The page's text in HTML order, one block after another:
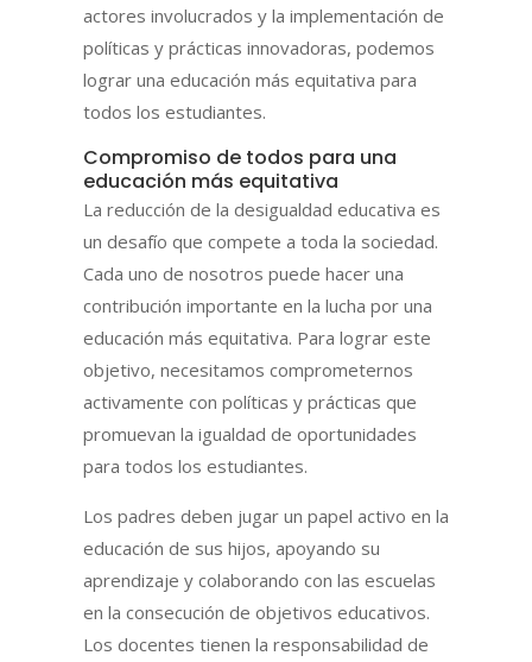
actores involucrados y la implementación de
políticas y prácticas innovadoras, podemos
lograr una educación más equitativa para
todos los estudiantes.
Compromiso de todos para una
educación más equitativa
La reducción de la desigualdad educativa es
un desafío que compete a toda la sociedad.
Cada uno de nosotros puede hacer una
contribución importante en la lucha por una
educación más equitativa. Para lograr este
objetivo, necesitamos comprometernos
activamente con políticas y prácticas que
promuevan la igualdad de oportunidades
para todos los estudiantes.
Los padres deben jugar un papel activo en la
educación de sus hijos, apoyando su
aprendizaje y colaborando con las escuelas
en la consecución de objetivos educativos.
Los docentes tienen la responsabilidad de